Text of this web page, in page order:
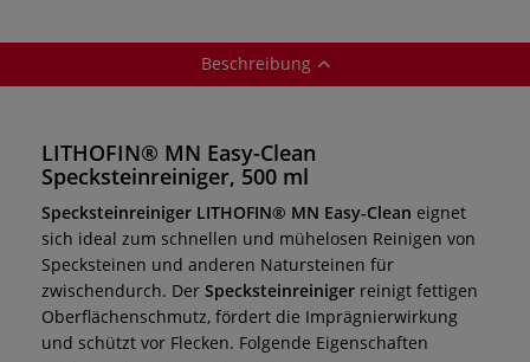
Beschreibung
LITHOFIN® MN Easy-Clean
Specksteinreiniger, 500 ml
Specksteinreiniger LITHOFIN® MN Easy-Clean eignet
sich ideal zum schnellen und mühelosen Reinigen von
Specksteinen und anderen Natursteinen für
zwischendurch. Der Specksteinreiniger reinigt fettigen
Oberflächenschmutz, fördert die Imprägnierwirkung
und schützt vor Flecken. Folgende Eigenschaften